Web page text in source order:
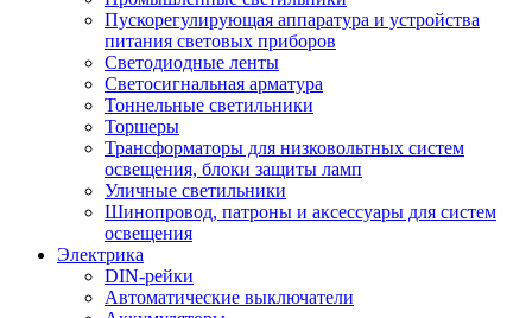
Пускорегулирующая аппаратура и устройства
питания световых приборов
Светодиодные ленты
Светосигнальная арматура
Тоннельные светильники
Торшеры
Трансформаторы для низковольтных систем
освещения, блоки защиты ламп
Уличные светильники
Шинопровод, патроны и аксессуары для систем
освещения
Электрика
DIN-рейки
Автоматические выключатели